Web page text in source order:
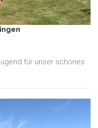
für unser schönes